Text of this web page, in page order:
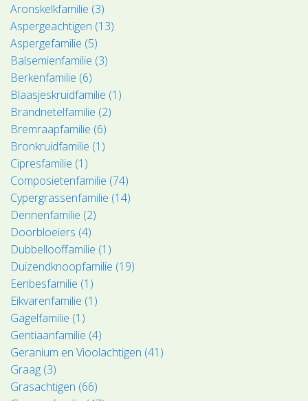
Aronskelkfamilie (3)
Aspergeachtigen (13)
Aspergefamilie (5)
Balsemienfamilie (3)
Berkenfamilie (6)
Blaasjeskruidfamilie (1)
Brandnetelfamilie (2)
Bremraapfamilie (6)
Bronkruidfamilie (1)
Cipresfamilie (1)
Composietenfamilie (74)
Cypergrassenfamilie (14)
Dennenfamilie (2)
Doorbloeiers (4)
Dubbellooffamilie (1)
Duizendknoopfamilie (19)
Eenbesfamilie (1)
Eikvarenfamilie (1)
Gagelfamilie (1)
Gentiaanfamilie (4)
Geranium en Vioolachtigen (41)
Graag (3)
Grasachtigen (66)